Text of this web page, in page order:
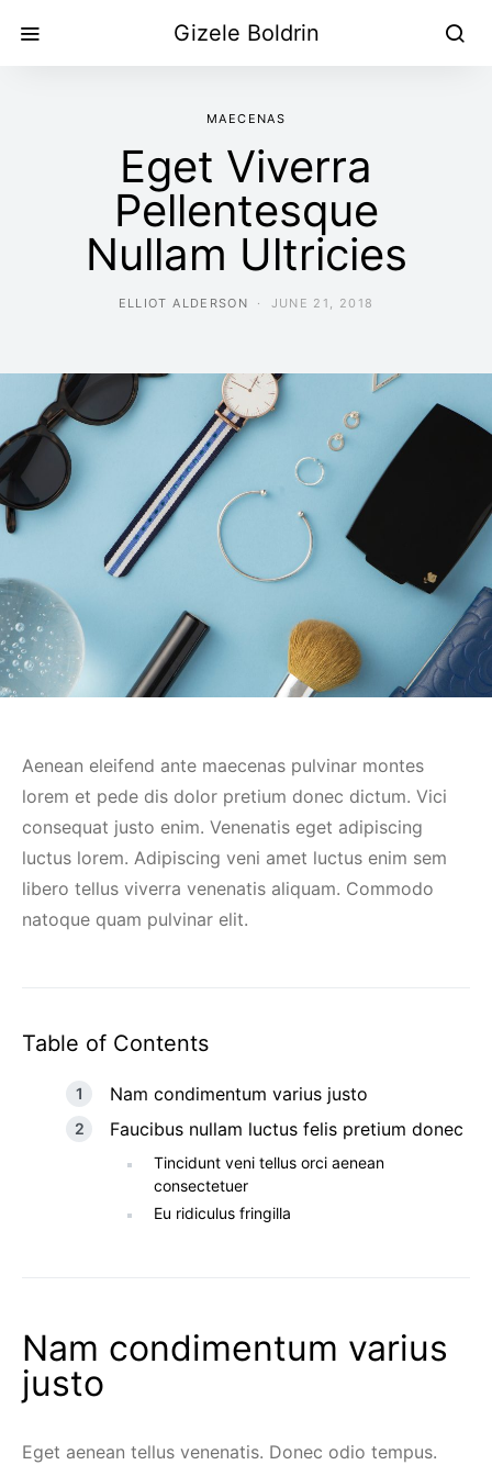
Gizele Boldrin
MAECENAS
Eget Viverra
Pellentesque
Nullam Ultricies
ELLIOT ALDERSON JUNE 21, 2018
Aenean eleifend ante maecenas pulvinar montes
lorem et pede dis dolor pretium donec dictum. Vici
consequat justo enim. Venenatis eget adipiscing
luctus lorem. Adipiscing veni amet luctus enim sem
libero tellus viverra venenatis aliquam. Commodo
natoque quam pulvinar elit.
Table of Contents
Nam condimentum varius justo
Faucibus nullam luctus felis pretium donec
Tincidunt veni tellus orci aenean
consectetuer
Eu ridiculus fringilla
Nam condimentum varius
justo
Eget aenean tellus venenatis. Donec odio tempus.